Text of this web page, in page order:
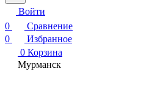
Войти
0
Сравнение
0
Избранное
0 Корзина
Мурманск